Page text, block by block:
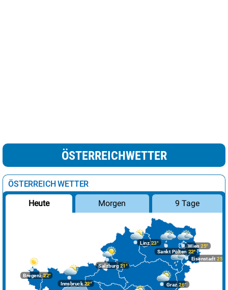
ÖSTERREICHWETTER
ÖSTERREICH WETTER
Heute Morgen 9 Tage
Bregenz22°
Graz26°
Innsbruck22°
Linz23°
Salzburg21°
Wien 25°
Eisenstadt 25°
Sankt Pölten 22°